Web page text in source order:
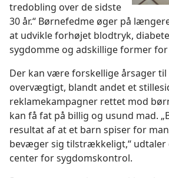
tredobling over de sidste
30 år.“ Børnefedme øger på
at udvikle forhøjet blodtryk,
sygdomme og adskillige former
Der kan være forskellige årsager
overvægtigt, blandt andet et
reklamekampagner rettet mod
kan få fat på billig og usund mad.
resultat af at et barn spiser for
bevæger sig tilstrækkeligt,“ udtaler
center for sygdomskontrol.